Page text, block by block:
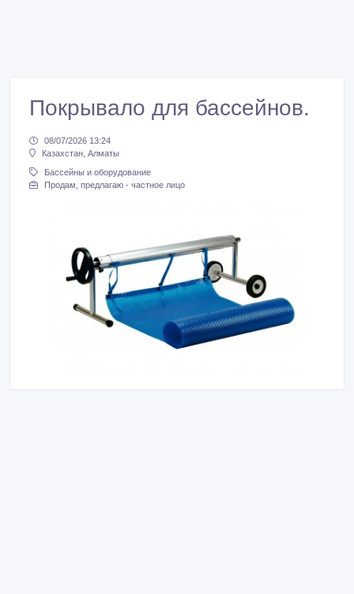
Покрывало для бассейнов.
08/07/2026 13:24
Казахстан, Алматы
Бассейны и оборудование
Продам, предлагаю - частное лицо